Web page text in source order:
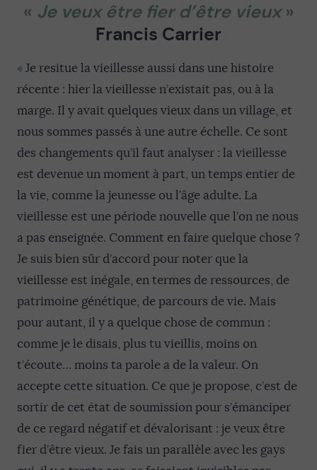
« Je veux être fier d’être vieux»
Francis Carrier
« Je resitue la vieillesse aussi dans une histoire
récente : hier la vieillesse n’existait pas, ou à la
marge. Il y avait quelques vieux dans un village, et
nous sommes passés à une autre échelle. Ce sont
des changements qu’il faut analyser : la vieillesse
est devenue un moment à part, un temps entier de
la vie, comme la jeunesse ou l’âge adulte. La
vieillesse est une période nouvelle que l’on ne nous
a pas enseignée. Comment en faire quelque chose ?
Je suis bien sûr d’accord pour noter que la
vieillesse est inégale, en termes de ressources, de
patrimoine génétique, de parcours de vie. Mais
pour autant, il y a quelque chose de commun :
comme je le disais, plus tu vieillis, moins on
t’écoute… moins ta parole a de la valeur. On
accepte cette situation. Ce que je propose, c’est de
sortir de cet état de soumission pour s’émanciper
de ce regard négatif et dévalorisant : je veux être
fier d’être vieux. Je fais un parallèle avec les gays